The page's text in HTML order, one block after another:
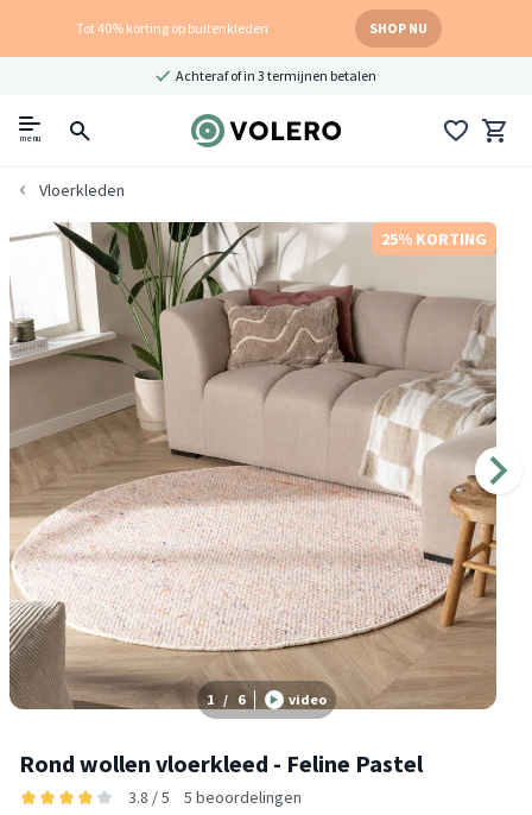
Tot 40% korting op buitenkleden SHOP NU
Achteraf of in 3 termijnen betalen
menu
Vloerkleden
25% KORTING
1 / 6 video
Rond wollen vloerkleed - Feline Pastel
3.8 / 5 5 beoordelingen